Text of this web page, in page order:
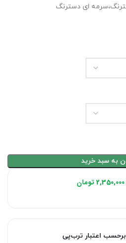
ای دسترنگ
به سبد خرید
2,350,000 تومان
اعتبار ترب‌پی